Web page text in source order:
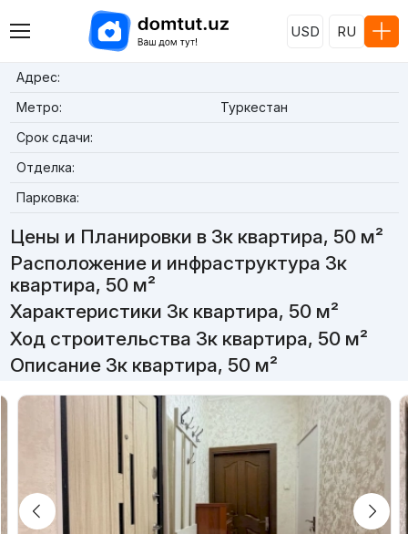
USD RU
Адрес:
Метро:
Туркестан
Срок сдачи:
Отделка:
Парковка:
Цены и Планировки в 3к квартира, 50 м²
Расположение и инфраструктура 3к
квартира, 50 м²
Характеристики 3к квартира, 50 м²
Ход строительства 3к квартира, 50 м²
Описание 3к квартира, 50 м²